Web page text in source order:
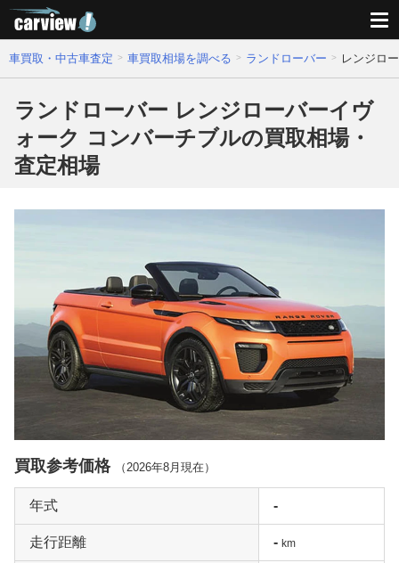
車買取・中古車査定 車買取相場を調べる ランドローバー レンジロ
ランドローバー レンジローバーイヴ
ォーク コンバーチブルの買取相場・
査定相場
買取参考価格 （ 2026年8月 現在）
年式 -
走行距離 - km